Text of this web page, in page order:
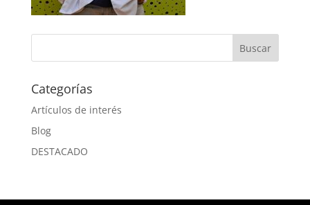
Categorías
Artículos de interés
Blog
DESTACADO